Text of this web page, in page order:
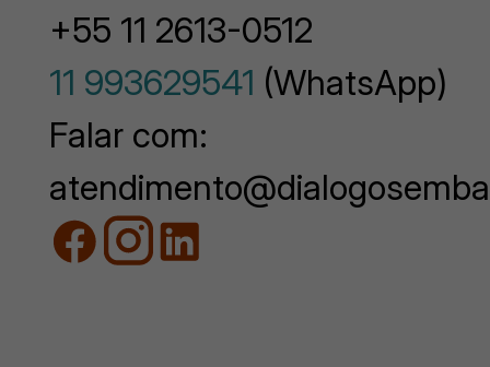
+55 11 2613-0512
11 993629541 (WhatsApp)
Falar com: